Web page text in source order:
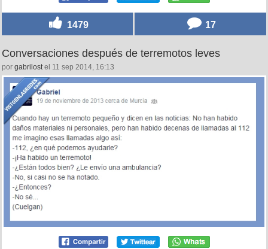
1479 17
Conversaciones después de terremotos leves
por gabrilostel 11 sep 2014, 16:13